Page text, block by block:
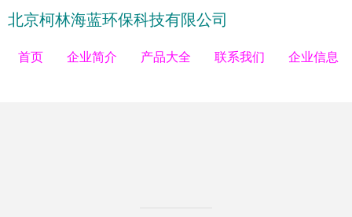
北京柯林海蓝环保科技有限公司
首页 企业简介 产品大全 联系我们 企业信息